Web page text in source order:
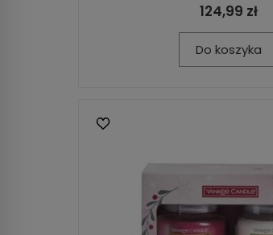
124,99 zł
Do koszyka